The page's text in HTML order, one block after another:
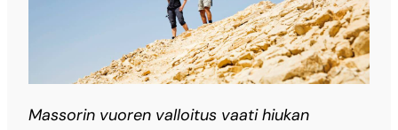
Massorin vuoren valloitus vaati hiukan